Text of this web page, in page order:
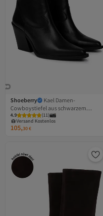
Shoeberry
Kael Damen-
Cowboystiefel aus schwarzem
Echtleder
4.9 (11)
Versand Kostenlos
Gratis Versand
Versand Kostenlos
105,30€